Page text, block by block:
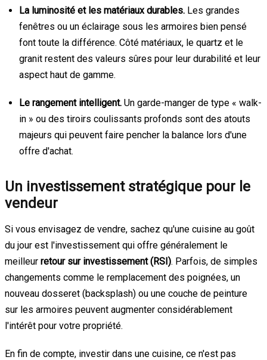
La luminosité et les matériaux durables. Les grandes
fenêtres ou un éclairage sous les armoires bien pensé
font toute la différence. Côté matériaux, le quartz et le
granit restent des valeurs sûres pour leur durabilité et leur
aspect haut de gamme.
Le rangement intelligent. Un garde-manger de type « walk-
in » ou des tiroirs coulissants profonds sont des atouts
majeurs qui peuvent faire pencher la balance lors d'une
offre d'achat.
Un investissement stratégique pour le
vendeur
Si vous envisagez de vendre, sachez qu'une cuisine au goût
du jour est l'investissement qui offre généralement le
meilleur retour sur investissement (RSI). Parfois, de simples
changements comme le remplacement des poignées, un
nouveau dosseret (backsplash) ou une couche de peinture
sur les armoires peuvent augmenter considérablement
l'intérêt pour votre propriété.
En fin de compte, investir dans une cuisine, ce n'est pas